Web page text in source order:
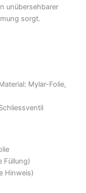
unübersehbarer
sorgt.
Mylar-Folie,
Füllung)
Hinweis)